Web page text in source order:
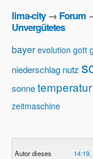
lima-city→ Forum
Unvergütetes
bayer evolution gott
niederschlag nutz
sonnetemperatur
zeitmaschine
Autor dieses